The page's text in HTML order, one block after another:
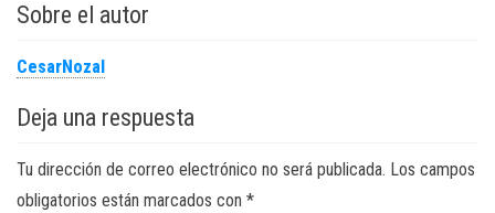
Sobre el autor
CesarNozal
Deja una respuesta
Tu dirección de correo electrónico no será publicada. Los campos
obligatorios están marcados con *